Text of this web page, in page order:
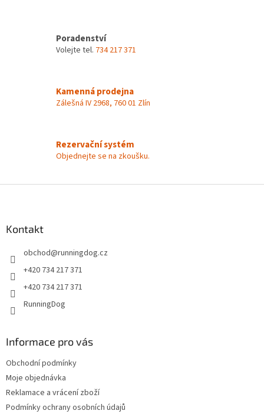
p
u
Poradenství
Volejte tel. 734 217 371
Kamenná prodejna
Zálešná IV 2968, 760 01 Zlín
Rezervační systém
Objednejte se na zkoušku.
Kontakt
obchod@runningdog.cz
+420 734 217 371
+420 734 217 371
RunningDog
Informace pro vás
Obchodní podmínky
Moje objednávka
Reklamace a vrácení zboží
Podmínky ochrany osobních údajů